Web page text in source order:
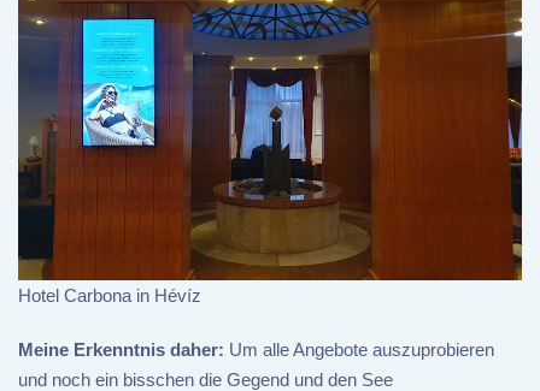
Hotel Carbona in Hévíz
Meine Erkenntnis daher: Um alle Angebote auszuprobieren
und noch ein bisschen die Gegend und den See